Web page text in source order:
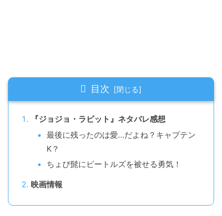
目次
『ジョジョ・ラビット』ネタバレ感想
最後に残ったのは愛…だよね？キャプテン
K？
ちょび髭にビートルズを被せる勇気！
映画情報